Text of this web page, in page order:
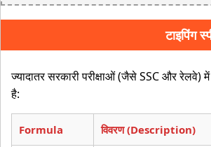
टाइपिंग
ज्यादातर सरकारी परीक्षाओं (जैसे SSC और रेलवे)
है:
Formula विवरण (Description)